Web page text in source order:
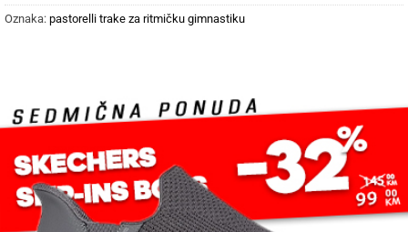
Oznaka: pastorelli trake za ritmičku gimnastiku